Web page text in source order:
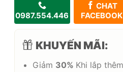
0987.554.446
CHAT
FACEBOOK
KHUYẾN MÃI:
Giảm 30% Khi lắp